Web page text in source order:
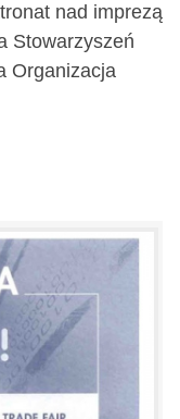
nad imprezą
Stowarzyszeń
Organizacja